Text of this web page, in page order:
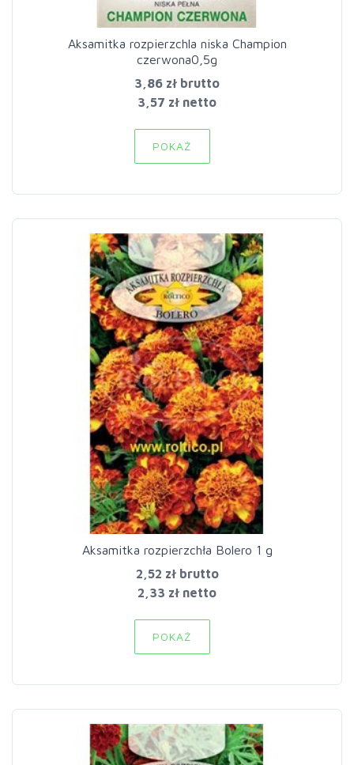
Aksamitka rozpierzchla niska Champion
czerwona0,5g
3,86 zł brutto
3,57 zł netto
POKAŻ
Aksamitka rozpierzchła Bolero 1 g
2,52 złbrutto
2,33 zł netto
POKAŻ